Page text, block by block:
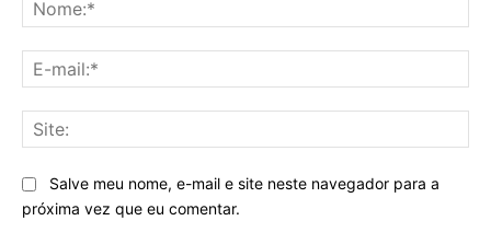
Salve meu nome, e-mail e site neste navegador para a
próxima vez que eu comentar.